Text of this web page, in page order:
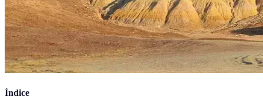
Índice